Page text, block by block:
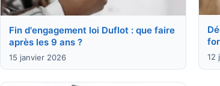
Fin d'engagement loi Duflot : que faire
après les 9 ans ?
15 janvier 2026 12